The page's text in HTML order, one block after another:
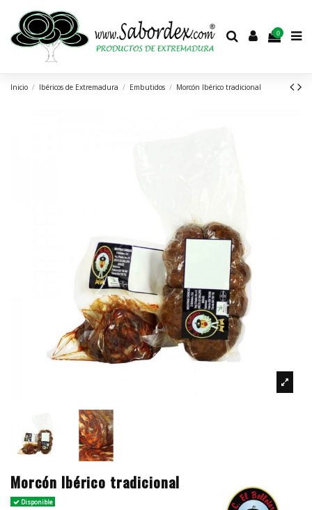
0
Inicio Ibéricos de Extremadura Embutidos Morcón Ibérico tradicional
Morcón Ibérico tradicional
Disponible